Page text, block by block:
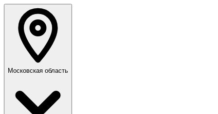
Московская область